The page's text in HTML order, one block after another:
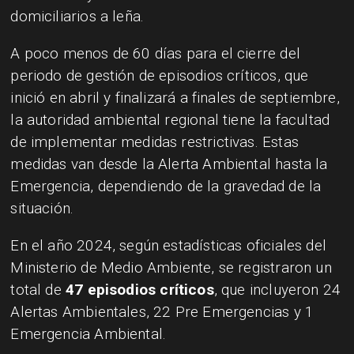
domiciliarios a leña.
A poco menos de 60 días para el cierre del
periodo de gestión de episodios críticos, que
inició en abril y finalizará a finales de septiembre,
la autoridad ambiental regional tiene la facultad
de implementar medidas restrictivas. Estas
medidas van desde la Alerta Ambiental hasta la
Emergencia, dependiendo de la gravedad de la
situación.
En el año 2024, según estadísticas oficiales del
Ministerio de Medio Ambiente, se registraron un
total de47 episodios críticos, que incluyeron 24
Alertas Ambientales, 22 Pre Emergencias y 1
Emergencia Ambiental.